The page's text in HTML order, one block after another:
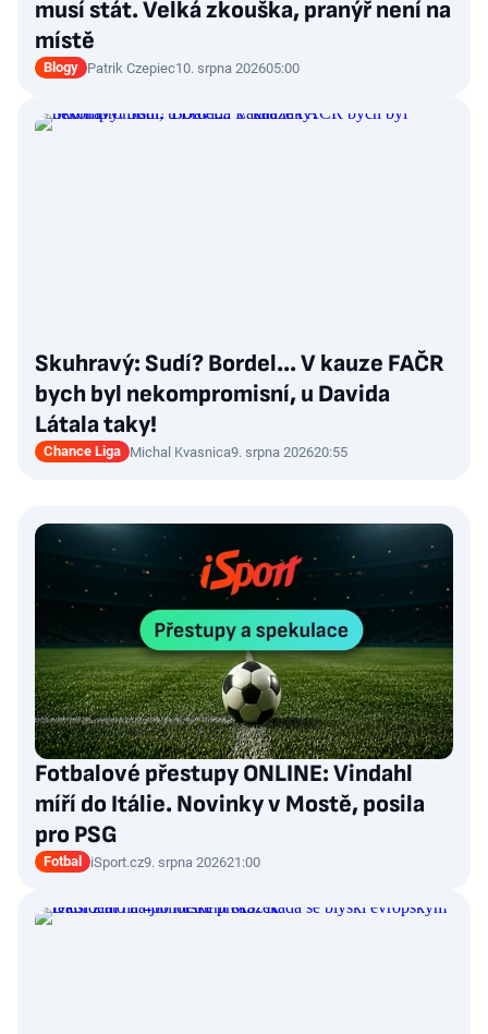
musí stát. Velká zkouška, pranýř není na
místě
Blogy Patrik Czepiec10. srpna 202605:00
Skuhravý: Sudí? Bordel... V kauze FAČR
bych byl nekompromisní, u Davida
Látala taky!
Chance Liga Michal Kvasnica9. srpna 202620:55
Fotbalové přestupy ONLINE: Vindahl
míří do Itálie. Novinky v Mostě, posila
pro PSG
Fotbal iSport.cz9. srpna 202621:00